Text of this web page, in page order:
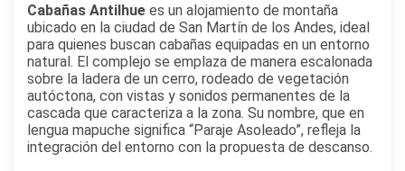
Cabañas Antilhue es un alojamiento de montaña
ubicado en la ciudad de San Martín de los Andes, ideal
para quienes buscan cabañas equipadas en un entorno
natural. El complejo se emplaza de manera escalonada
sobre la ladera de un cerro, rodeado de vegetación
autóctona, con vistas y sonidos permanentes de la
cascada que caracteriza a la zona. Su nombre, que en
lengua mapuche significa “Paraje Asoleado”, refleja la
integración del entorno con la propuesta de descanso.